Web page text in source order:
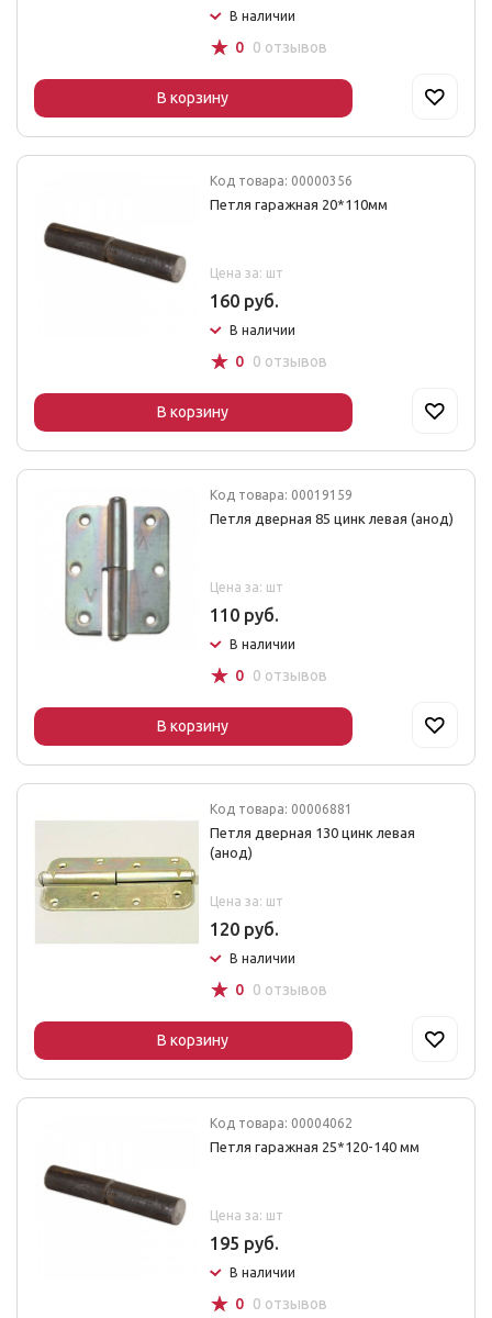
В наличии
☆ 0 0 отзывов
В корзину
Код товара: 00000356
Петля гаражная 20*110мм
Цена за: шт
160 руб.
В наличии
☆ 0 0 отзывов
В корзину
Код товара: 00019159
Петля дверная 85 цинк левая (анод)
Цена за: шт
110 руб.
В наличии
☆ 0 0 отзывов
В корзину
Код товара: 00006881
Петля дверная 130 цинк левая
(анод)
Цена за: шт
120 руб.
В наличии
☆ 0 0 отзывов
В корзину
Код товара: 00004062
Петля гаражная 25*120-140 мм
Цена за: шт
195 руб.
В наличии
☆ 0 0 отзывов